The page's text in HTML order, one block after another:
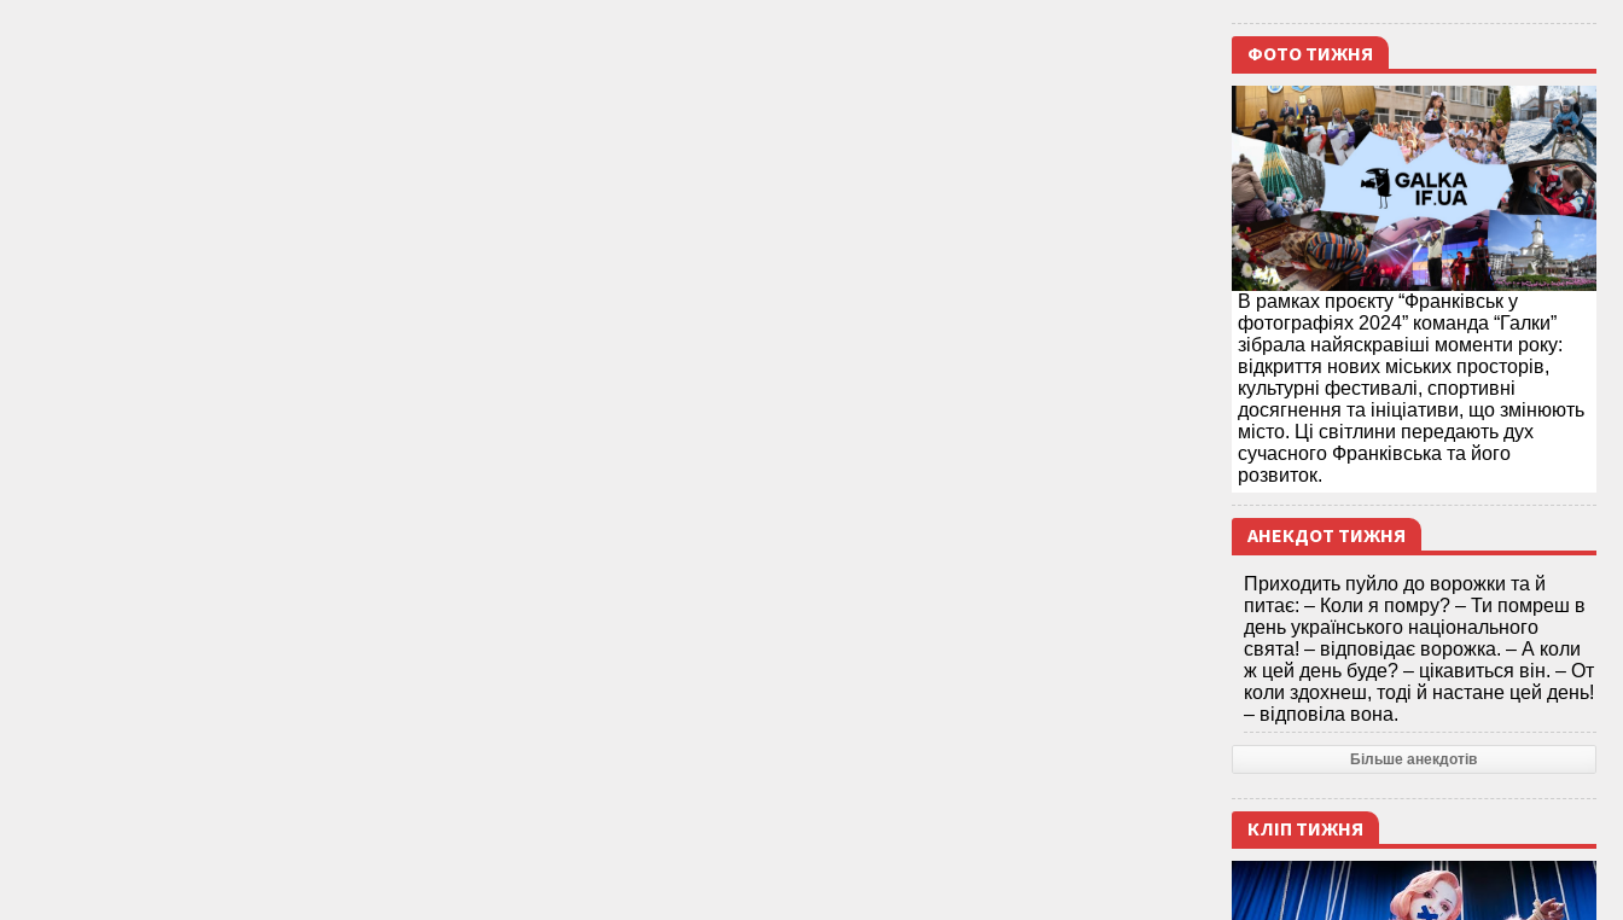
ФОТО ТИЖНЯ
В рамках проєкту “Франківськ у
фотографіях 2024” команда “Галки”
зібрала найяскравіші моменти року:
відкриття нових міських просторів,
культурні фестивалі, спортивні
досягнення та ініціативи, що змінюють
місто. Ці світлини передають дух
сучасного Франківська та його
розвиток.
АНЕКДОТ ТИЖНЯ
Приходить пуйло до ворожки та й
питає: – Коли я помру? – Ти помреш в
день українського національного
свята! – відповідає ворожка. – А коли
ж цей день буде? – цікавиться він. – От
коли здохнеш, тоді й настане цей день!
– відповіла вона.
Більше анекдотів
КЛІП ТИЖНЯ